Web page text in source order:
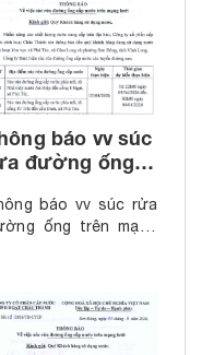
báo vv súc
đường ống
4.2026)
báo vv súc rửa
ống trên mạng